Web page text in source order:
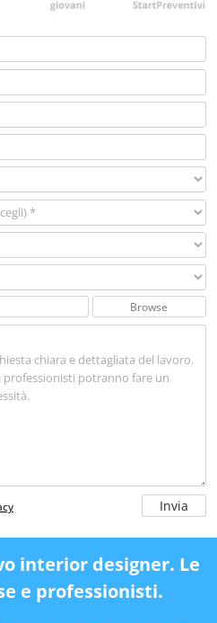
Browse
interior designer. Le
e professionisti.